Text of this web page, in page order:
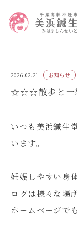
2026.02.21 お知らせ
☆☆☆散歩と一
いつも美浜鍼生
います。
妊娠しやすい身
ログは様々な場
ホームページで